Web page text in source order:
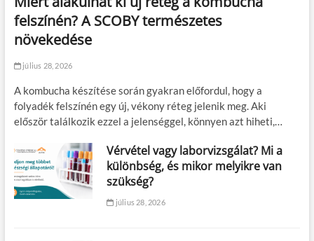
felszínén? A SCOBY természetes
növekedése
július 28, 2026
A kombucha készítése során gyakran előfordul, hogy a
folyadék felszínén egy új, vékony réteg jelenik meg. Aki
először találkozik ezzel a jelenséggel, könnyen azt hiheti,…
Vérvétel vagy laborvizsgálat? Mi a
különbség, és mikor melyikre van
szükség?
július 28, 2026